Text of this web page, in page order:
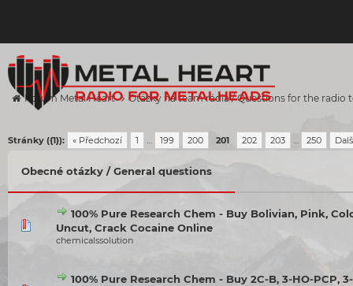
Forum Metal Heart Otázky na team rádia / Questions for the radio
Stránky ({1}): « Předchozí 1 … 199 200 201 202 203 … 250
Obecné otázky / General questions
100% Pure Research Chem - Buy Bolivian, Pink,
Uncut, Crack Cocaine Online
chemicalssolution
100% Pure Research Chem - Buy 2C-B, 3-HO-PCP,